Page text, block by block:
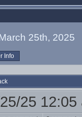
25th, 2025
Info
25 12:05